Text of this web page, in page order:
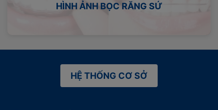
HÌNH ẢNH BỌC RĂNG SỨ
HỆ THỐNG CƠ SỞ